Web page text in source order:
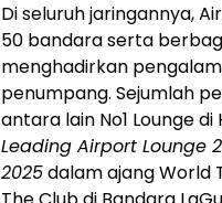
Di seluruh jaringannya,
50 bandara serta
menghadirkan
penumpang. Sejumlah
antara lain No1 Lounge
Leading Airport Lounge
2025dalam ajang World